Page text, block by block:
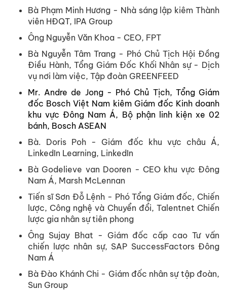
Bà Phạm Minh Hương - Nhà sáng lập kiêm Thành
viên HĐQT, IPA Group
Ông Nguyễn Văn Khoa - CEO, FPT
Bà Nguyễn Tâm Trang - Phó Chủ Tịch Hội Đồng
Điều Hành, Tổng Giám Đốc Khối Nhân sự - Dịch
vụ nơi làm việc, Tập đoàn GREENFEED
Mr. Andre de Jong - Phó Chủ Tịch, Tổng Giám
đốc Bosch Việt Nam kiêm Giám đốc Kinh doanh
khu vực Đông Nam Á, Bộ phận linh kiện xe 02
bánh, Bosch ASEAN
Bà. Doris Poh - Giám đốc khu vực châu Á,
LinkedIn Learning, LinkedIn
Bà Godelieve van Dooren - CEO khu vực Đông
Nam Á, Marsh McLennan
Tiến sĩ Sơn Đỗ Lệnh - Phó Tổng Giám đốc, Chiến
lược, Công nghệ và Chuyển đổi, Talentnet Chiến
lược gia nhân sự tiên phong
Ông Sujay Bhat - Giám đốc cấp cao Tư vấn
chiến lược nhân sự, SAP SuccessFactors Đông
Nam Á
Bà Đào Khánh Chi - Giám đốc nhân sự tập đoàn,
Sun Group